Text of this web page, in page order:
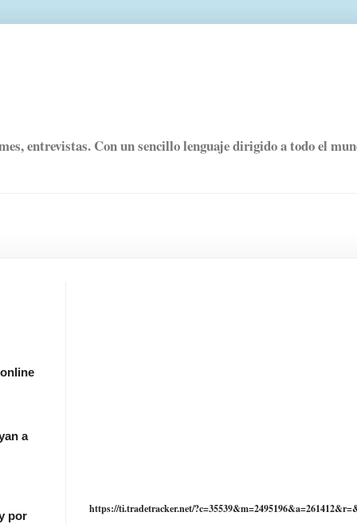
entrevistas. Con un sencillo lenguaje dirigido a todo el
a
por
https://ti.tradetracker.net/